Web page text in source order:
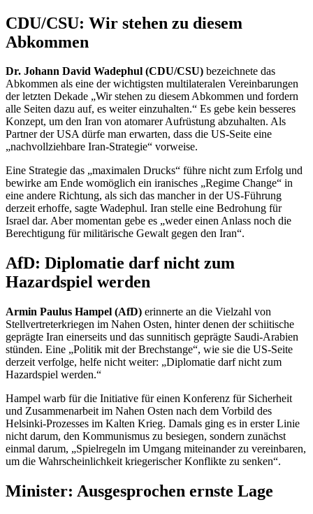
CDU/CSU: Wir stehen zu diesem
Abkommen
Dr. Johann David Wadephul (CDU/CSU) bezeichnete das
Abkommen als eine der wichtigsten multilateralen Vereinbarungen
der letzten Dekade „Wir stehen zu diesem Abkommen und fordern
alle Seiten dazu auf, es weiter einzuhalten.“ Es gebe kein besseres
Konzept, um den Iran von atomarer Aufrüstung abzuhalten. Als
Partner der USA dürfe man erwarten, dass die US-Seite eine
„nachvollziehbare Iran-Strategie“ vorweise.
Eine Strategie das „maximalen Drucks“ führe nicht zum Erfolg und
bewirke am Ende womöglich ein iranisches „Regime Change“ in
eine andere Richtung, als sich das mancher in der US-Führung
derzeit erhoffe, sagte Wadephul. Iran stelle eine Bedrohung für
Israel dar. Aber momentan gebe es „weder einen Anlass noch die
Berechtigung für militärische Gewalt gegen den Iran“.
AfD: Diplomatie darf nicht zum
Hazardspiel werden
Armin Paulus Hampel (AfD) erinnerte an die Vielzahl von
Stellvertreterkriegen im Nahen Osten, hinter denen der schiitische
geprägte Iran einerseits und das sunnitisch geprägte Saudi-Arabien
stünden. Eine „Politik mit der Brechstange“, wie sie die US-Seite
derzeit verfolge, helfe nicht weiter: „Diplomatie darf nicht zum
Hazardspiel werden.“
Hampel warb für die Initiative für einen Konferenz für Sicherheit
und Zusammenarbeit im Nahen Osten nach dem Vorbild des
Helsinki-Prozesses im Kalten Krieg. Damals ging es in erster Linie
nicht darum, den Kommunismus zu besiegen, sondern zunächst
einmal darum, „Spielregeln im Umgang miteinander zu vereinbaren,
um die Wahrscheinlichkeit kriegerischer Konflikte zu senken“.
Minister: Ausgesprochen ernste Lage